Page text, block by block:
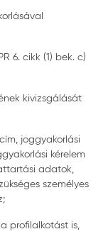
6. cikk (1) bek. c)
kivizsgálását
joggyakorlási
kérelem
adatok,
személyes
profilalkotást is,